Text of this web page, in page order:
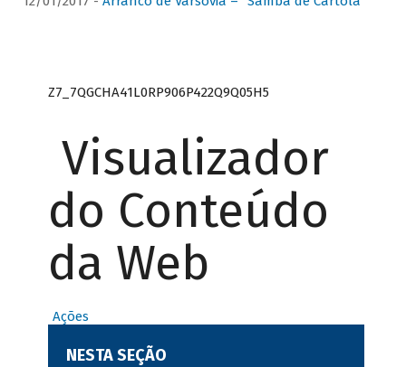
Z7_7QGCHA41L0RP906P422Q9Q05H5
Visualizador
do Conteúdo
da Web
Ações
NESTA SEÇÃO